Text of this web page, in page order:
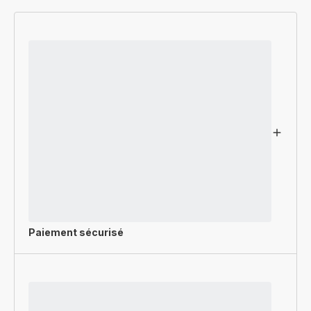
Paiement sécurisé